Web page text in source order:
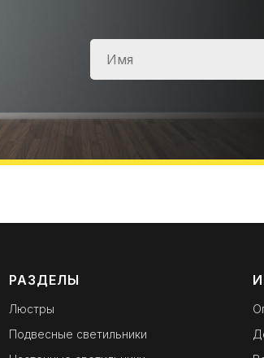
РАЗДЕЛЫ
Люстры
Подвесные светильники